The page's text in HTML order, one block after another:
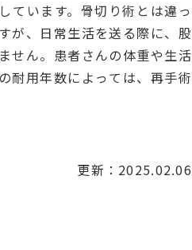
ています。骨切り術とは違っ
が、日常生活を送る際に、股
せん。患者さんの体重や生活
耐用年数によっては、再手術
更新：2025.02.06